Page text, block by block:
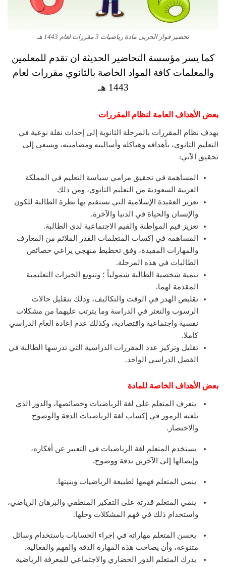
تحضير فواز الحربى مادة رياضيات 3 مقررات لعام 1443 هـ
كما يسر مؤسسة التحاضير الحديثة ان تقدم للمعلمين
والمعلمات كافة المواد الخاصة بالثانوي مقررات لعام
1443 هـ
بعض الأهداف العامة لنظام المقررات
يهدف نظام المقررات بالمرحلة الثانوية إلى إحداث نقلة نوعية في
التعليم الثانوي، بأهدافه وهياكله وأساليبه ومضامينه، ويسعى إلى
تحقيق الآتي:
المساهمة في تحقيق مرامي سياسة التعليم في المملكة
العربية السعودية من التعليم الثانوي، ومن ذلك
تعزيز العقيدة الإسلامية التي تستقيم بها نظرة الطالبة للكون
والإنسان والحياة في الدنيا والآخرة.
تعزيز قيم المواطنة والقيم الاجتماعية لدى الطالبة.
المساهمة في إكساب المتعلمات القدر الملائم من المعارف
والمهارات المفيدة، وفق تخطيط منهجي يراعي خصائص
الطالبات في هذه المرحلة.
تنمية شخصية الطالبة شمولياً ؛ وتنويع الخبرات التعليمية
المقدمة لهما.
تقليص الهدر في الوقت والتكاليف، وذلك بتقليل حالات
الرسوب والتعثر في الدراسة وما يترتب عليهما من مشكلات
نفسية واجتماعية واقتصادية، وكذلك عدم إعادة العام الدراسي
كاملا.
تقليل وتركيز عدد المقررات الدراسية التي تدرسها الطالبة في
الفصل الدراسي الواحد.
بعض الأهداف الخاصة للمادة
يتعرف المتعلم على لغة الرياضيات وخصائصها، والدور الذي
تلعبه الرموز في إكساب لغة الرياضيات الدقة والوضوح
والاختصار.
يستخدم المتعلم لغة الرياضيات في التعبير عن أفكاره،
وإيصالها إلى الآخرين بدقة ووضوح.
ينمي المتعلم فهمها لطبيعة الرياضيات وبنيتها.
ينمي المتعلم قدرته على التفكير المنطقي والبرهان الرياضي،
واستخدام ذلك في فهم المشكلات وحلها.
يحسن المتعلم مهاراته في إجراء الحسابات باستخدام وسائل
متنوعة، وأن يصاحب هذه المهارة الدقة والفهم والفعالية.
يدرك المتعلم الدور الحضاري والاجتماعي للمعرفة الرياضية